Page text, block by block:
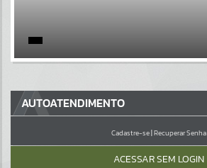
Por favor, aguarde...
GALERIAS
Por favor, aguarde...
AUTOATENDIMENTO
Cadastre-se|Recuperar Senha
ACESSAR SEM LOGIN